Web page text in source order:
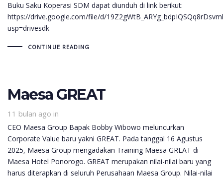
Buku Saku Koperasi SDM dapat diunduh di link berikut:
https://drive.google.com/file/d/
usp=drivesdk
CONTINUE READING
Maesa GREAT
11 bulan ago in
CEO Maesa Group Bapak Bobby Wibowo meluncurkan
Corporate Value baru yakni GREAT. Pada tanggal 16 Agustus
2025, Maesa Group mengadakan Training Maesa GREAT di
Maesa Hotel Ponorogo. GREAT merupakan nilai-nilai baru yang
harus diterapkan di seluruh Perusahaan Maesa Group. Nilai-nilai